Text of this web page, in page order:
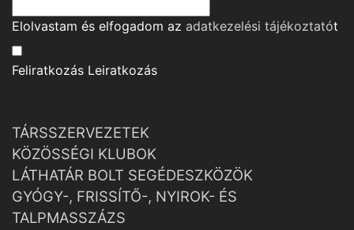
Elolvastam és elfogadom az adatkezelési tájékoztatót
Feliratkozás Leiratkozás
TÁRSSZERVEZETEK
KÖZÖSSÉGI KLUBOK
LÁTHATÁR BOLT SEGÉDESZKÖZÖK
GYÓGY-, FRISSÍTŐ-, NYIROK- ÉS
TALPMASSZÁZS